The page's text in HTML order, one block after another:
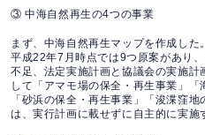
③ 中海自然再生の4つの事業
まず、中海自然再生マップを作成した。
平成22年7月時点では9つ原案があり
不足、法定実施計画と協議会の実施計
して「アマモ場の保全・再生事業」「
「砂浜の保全・再生事業」「浚渫窪
は、実行計画に載せずに自主的に実施